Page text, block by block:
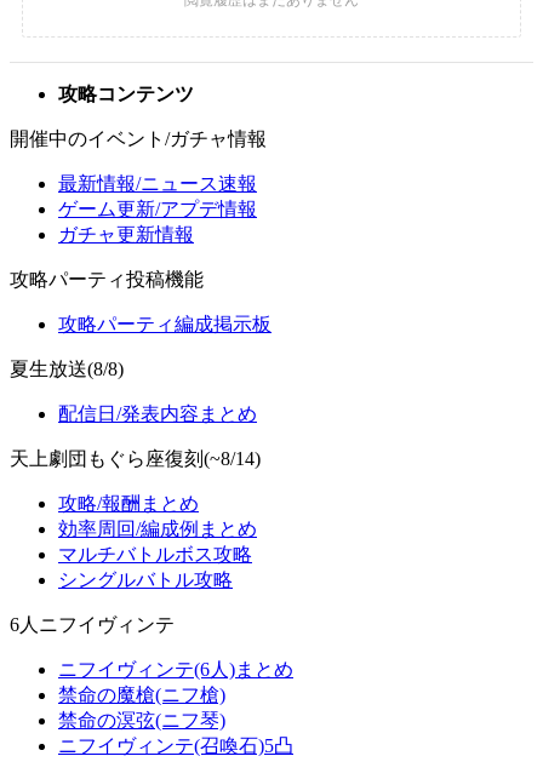
攻略コンテンツ
開催中のイベント/ガチャ情報
最新情報/ニュース速報
ゲーム更新/アプデ情報
ガチャ更新情報
攻略パーティ投稿機能
攻略パーティ編成掲示板
夏生放送(8/8)
配信日/発表内容まとめ
天上劇団もぐら座復刻(~8/14)
攻略/報酬まとめ
効率周回/編成例まとめ
マルチバトルボス攻略
シングルバトル攻略
6人ニフイヴィンテ
ニフイヴィンテ(6人)まとめ
禁命の魔槍(ニフ槍)
禁命の溟弦(ニフ琴)
ニフイヴィンテ(召喚石)5凸